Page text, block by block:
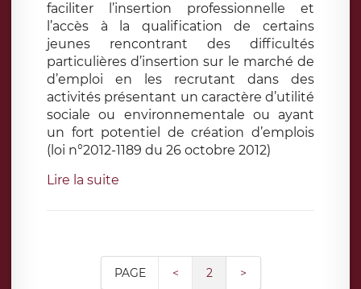
faciliter l’insertion professionnelle et
l’accès à la qualification de certains
jeunes rencontrant des difficultés
particulières d’insertion sur le marché de
d’emploi en les recrutant dans des
activités présentant un caractère d’utilité
sociale ou environnementale ou ayant
un fort potentiel de création d’emplois
(loi n°2012-1189 du 26 octobre 2012)
Lire la suite
PAGE < 2 >